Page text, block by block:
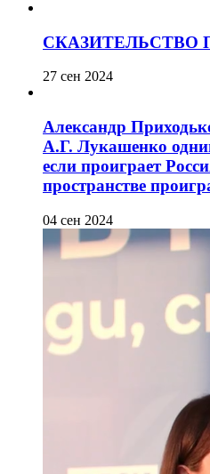
СКАЗИТЕЛЬСТВО
27 сен 2024
Александр
А.Г. Лукашенко
если проиграет
пространстве
04 сен 2024